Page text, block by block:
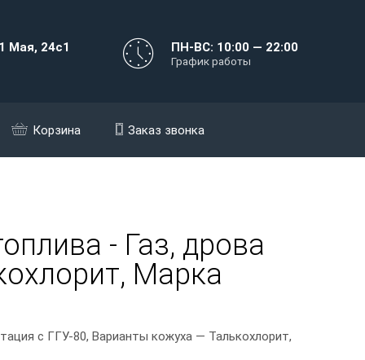
Мая, 24с1 ПН-ВС: 10:00 — 22:00
График работы
Корзина Заказ звонка
- Газ, дрова
Марка
с ГГУ-80, Варианты кожуха — Талькохлорит,